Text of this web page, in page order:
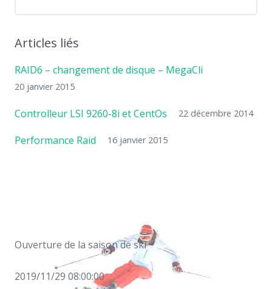
Articles liés
RAID6 – changement de disque – MegaCli
20 janvier 2015
Controlleur LSI 9260-8i et CentOs 22 décembre 2014
Performance Raid 16 janvier 2015
Ouverture de la saison de ski
2019/11/29 08:00:00